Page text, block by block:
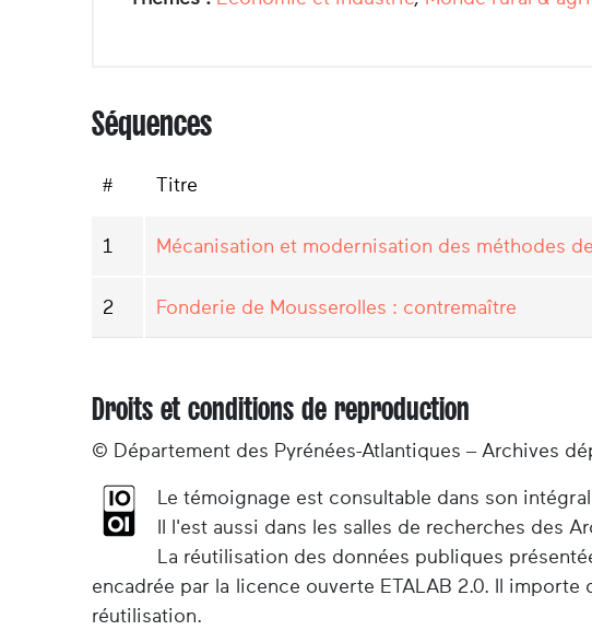
Séquences
# Titre
1 Mécanisation et modernisation des méthodes
2 Fonderie de Mousserolles : contremaître
Droits et conditions de reproduction
© Département des Pyrénées-Atlantiques – Archives
Le témoignage est consultable dans son
Il l'est aussi dans les salles de recherches des
La réutilisation des données publiques
encadrée par la licence ouverte ETALAB 2.0. Il
réutilisation.